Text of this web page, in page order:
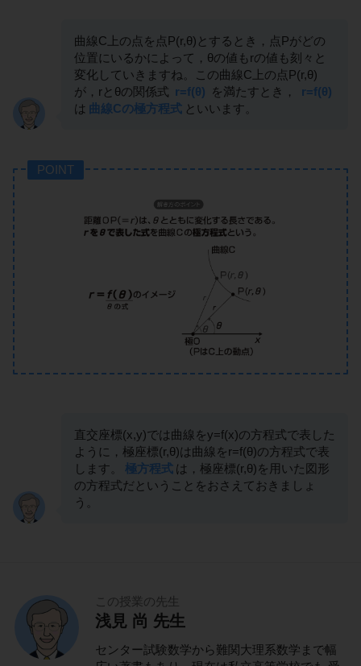
曲線C上の点を点P(r,θ)とするとき，点Pがどの
位置にいるかによって，θの値もrの値も刻々と
変化していきますね。この曲線C上の点P(r,θ)
が，rとθの関係式 r=f(θ) を満たすとき，
r=f(θ)
は 曲線Cの極方程式 といいます。
POINT
直交座標(x,y)では曲線をy=f(x)の方程式で表した
ように，極座標(r,θ)は曲線をr=f(θ)の方程式で表
します。
極方程式 は，極座標(r,θ)を用いた図形
の方程式だということをおさえておきましょ
う。
この授業の先生
浅見 尚 先生
センター試験数学から難関大理系数学まで幅